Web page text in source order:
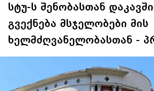
სტუ-ს შენობასთან
გვექნება მსჯელობები მის
ხელმძღვანელობასთან -